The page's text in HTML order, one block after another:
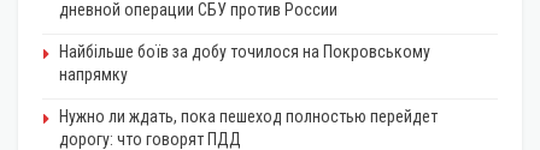
дневной операции СБУ против России
Найбільше боїв за добу точилося на Покровському
напрямку
Нужно ли ждать, пока пешеход полностью перейдет
дорогу: что говорят ПДД